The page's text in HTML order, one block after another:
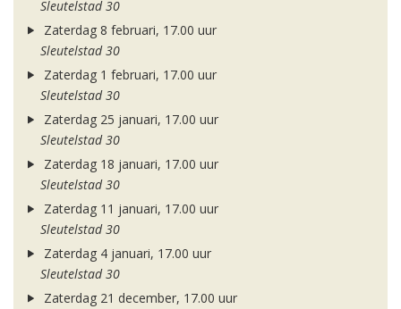
Sleutelstad 30
Zaterdag 8 februari, 17.00 uur
Sleutelstad 30
Zaterdag 1 februari, 17.00 uur
Sleutelstad 30
Zaterdag 25 januari, 17.00 uur
Sleutelstad 30
Zaterdag 18 januari, 17.00 uur
Sleutelstad 30
Zaterdag 11 januari, 17.00 uur
Sleutelstad 30
Zaterdag 4 januari, 17.00 uur
Sleutelstad 30
Zaterdag 21 december, 17.00 uur